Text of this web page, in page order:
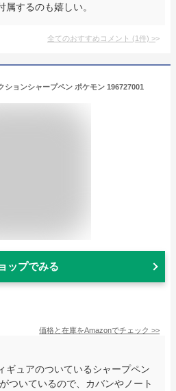
属するのも嬉しい。
全てのおすすめコメント (1件) >
ションシャープペン ポケモン 196727001
ップでみる
価格と在庫をAmazonでチェック >>
ギュアのついているシャープペン
ついているので、カバンやノート